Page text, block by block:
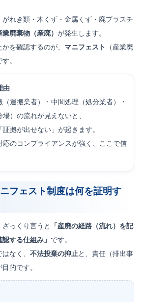
れき類・木くず・金属くず・廃プラスチ
業廃棄物（産廃） が発生します。
を確認するのが、 マニフェスト （産業廃
。
由
運搬業者）・中間処理（処分業者）・
）の流れが見えないと、
証拠が出せない」が起きます。
応のコンプライアンスが強く、ここで信
フェスト制度は何を証明す
っくり言うと 「産廃の経路（流れ）を記
する仕組み」 です。
なく、 不法投棄の抑止と、責任（排出事
的です。